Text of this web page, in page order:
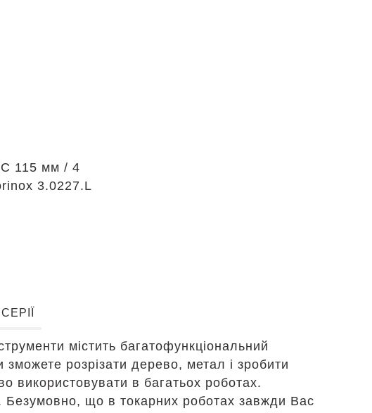
115 мм / 4
3.0227.L
містить багатофункціональний
розрізати дерево, метал і зробити
використовувати в багатьох роботах.
Безумовно, що в токарних роботах завжди Вас